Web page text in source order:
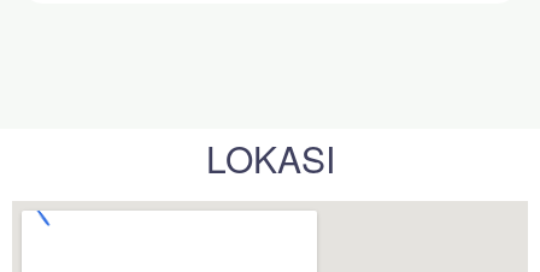
LOKASI